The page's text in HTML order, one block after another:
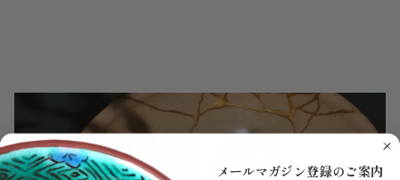
メールマガジン登録のご案内